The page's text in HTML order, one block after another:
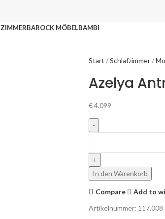
BAROCK MÖBELBAMBI
Start Schlafzimmer
Azelya
€4.099
In den Warenkorb
Compare
Add to
Artikelnummer: 117.008